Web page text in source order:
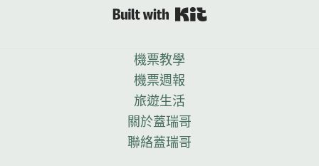
機票教學
機票週報
旅遊生活
關於蓋瑞哥
聯絡蓋瑞哥